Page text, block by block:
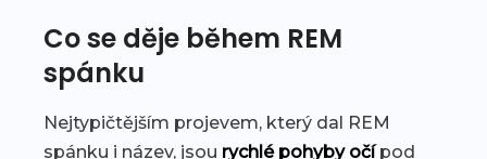
Co se děje během REM
spánku
Nejtypičtějším projevem, který dal REM
spánku i název, jsou rychlé pohyby očí pod